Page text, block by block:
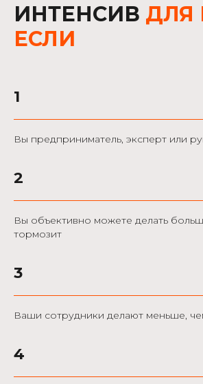
ИНТЕНСИВ ДЛЯ
ЕСЛИ
1
Вы предприниматель, эксперт или
2
Вы объективно можете делать
тормозит
3
Ваши сотрудники делают меньше,
4